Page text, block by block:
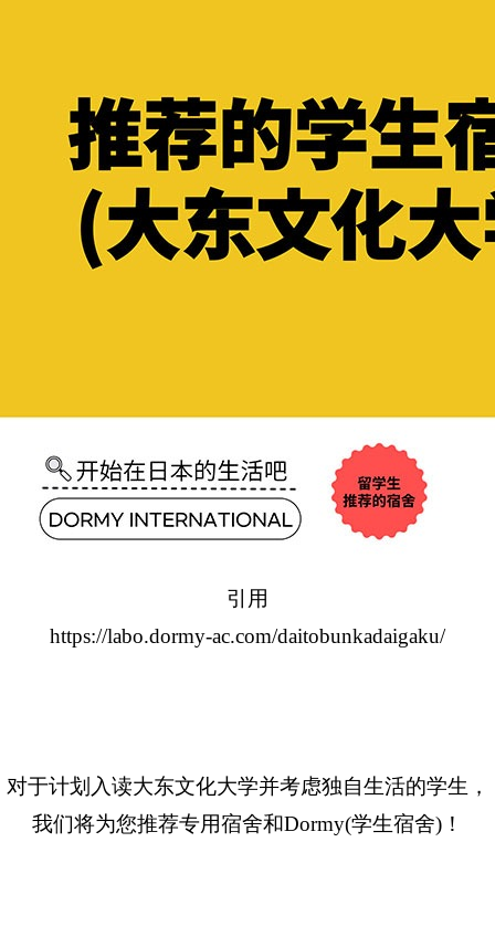
引用
https://labo.dormy-ac.com/daitobunkadaigaku/
对于计划入读大东文化大学并考虑独自生活的学生，
我们将为您推荐专用宿舍和Dormy(学生宿舍)！